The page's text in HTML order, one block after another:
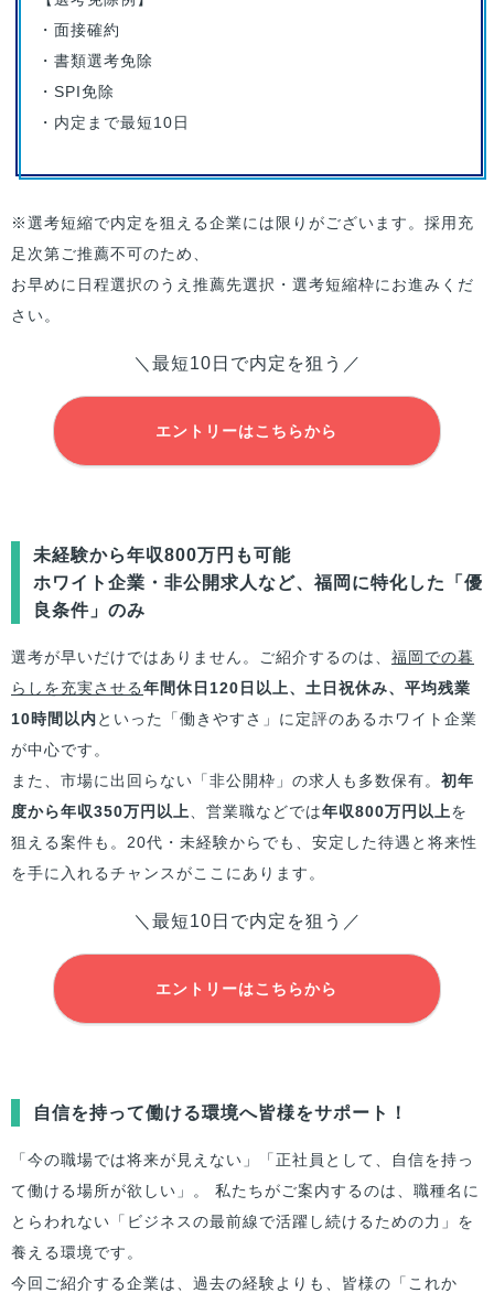
・面接確約
・書類選考免除
・SPI免除
・内定まで最短10日
※選考短縮で内定を狙える企業には限りがございます。採用充
足次第ご推薦不可のため、
お早めに日程選択のうえ推薦先選択・選考短縮枠にお進みくだ
さい。
＼最短10日で内定を狙う／
エントリーはこちらから
未経験から年収800万円も可能
ホワイト企業・非公開求人など、福岡に特化した「優
良条件」のみ
選考が早いだけではありません。ご紹介するのは、 福岡での暮
らしを充実させる年間休日120日以上、土日祝休み、平均残業
10時間以内といった「働きやすさ」に定評のあるホワイト企業
が中心です。
また、市場に出回らない「非公開枠」の求人も多数保有。 初年
度から年収350万円以上
、営業職などでは年収800万円以上を
狙える案件も。20代・未経験からでも、安定した待遇と将来性
を手に入れるチャンスがここにあります。
＼最短10日で内定を狙う／
エントリーはこちらから
自信を持って働ける環境へ皆様をサポート！
「今の職場では将来が見えない」「正社員として、自信を持っ
て働ける場所が欲しい」。 私たちがご案内するのは、職種名に
とらわれない「ビジネスの最前線で活躍し続けるための力」を
養える環境です。
今回ご紹介する企業は、過去の経験よりも、皆様の「これか